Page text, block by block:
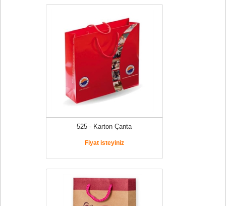
525 - Karton Çanta
Fiyat isteyiniz